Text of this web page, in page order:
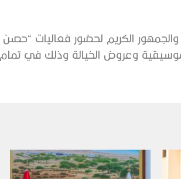
تدعو وزارة الدفاع زوار معرض إكسبو 2020 دبي والجمهور الكريم لحضور فعاليات “حصن
الموسيقية وعروض الخيالة وذلك في تمام